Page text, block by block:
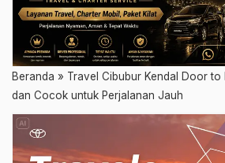
Beranda » Travel Cibubur Kendal Door
dan Cocok untuk Perjalanan Jauh